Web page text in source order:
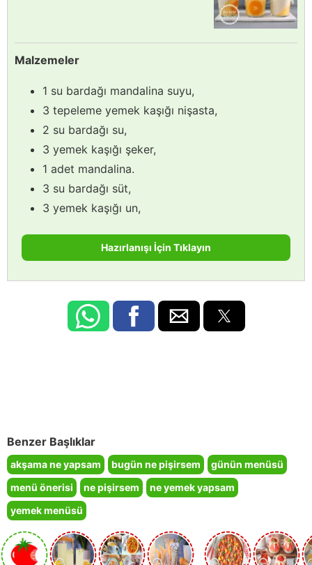
Malzemeler
1 su bardağı mandalina suyu,
3 tepeleme yemek kaşığı nişasta,
2 su bardağı su,
3 yemek kaşığı şeker,
1 adet mandalina.
3 su bardağı süt,
3 yemek kaşığı un,
Hazırlanışı İçin Tıklayın
Benzer Başlıklar
akşama ne yapsam bugün ne pişirsem
günün menüsü
menü önerisi
ne pişirsem
ne yemek yapsam
yemek menüsü